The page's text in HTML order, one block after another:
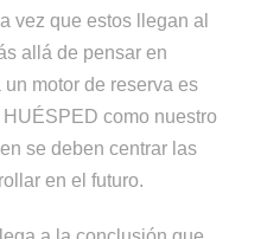
vez que estos llegan al
allá de pensar en
motor de reserva es
como nuestro
se deben centrar las
en el futuro.